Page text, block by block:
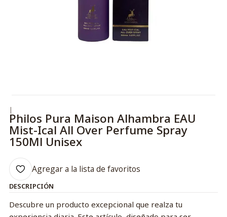
|
Philos Pura Maison Alhambra EAU
Mist-Ical All Over Perfume Spray
150Ml Unisex
Agregar a la lista de favoritos
DESCRIPCIÓN
Descubre un producto excepcional que realza tu